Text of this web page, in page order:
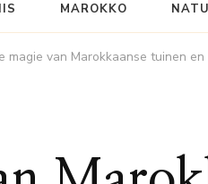
MAROKKO
magie van Marokkaanse tuinen en